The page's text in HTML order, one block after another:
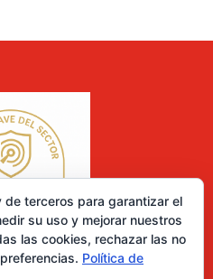
terceros para garantizar el
su uso y mejorar nuestros
las cookies, rechazar las no
Política de